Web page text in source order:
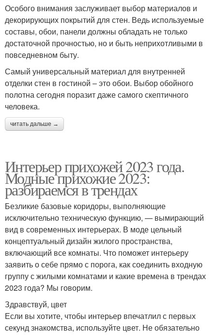
Особого внимания заслуживает выбор материалов и
декорирующих покрытий для стен. Ведь используемые
составы, обои, панели должны обладать не только
достаточной прочностью, но и быть неприхотливыми в
повседневном быту.
Самый универсальный материал для внутренней
отделки стен в гостиной – это обои. Выбор обойного
полотна сегодня поразит даже самого скептичного
человека.
читать дальше →
Интерьер прихожей 2023 года.
Модные прихожие 2023:
разбираемся в трендах
Безликие базовые коридоры, выполняющие
исключительно техническую функцию, — вымирающий
вид в современных интерьерах. В моде цельный
концептуальный дизайн жилого пространства,
включающий все комнаты. Что поможет интерьеру
заявить о себе прямо с порога, как соединить входную
группу с жилыми комнатами и какие времена в трендах
2023 года? Мы говорим.
Здравствуй, цвет
Если вы хотите, чтобы интерьер впечатлил с первых
секунд знакомства, используйте цвет. Не обязательно